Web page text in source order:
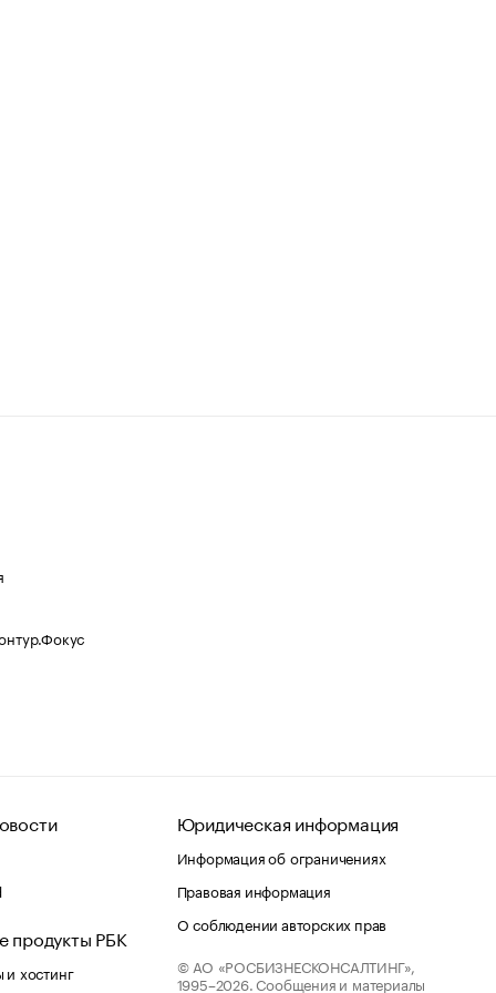
продукты РБК
хостинг
Юридическая информация
Информация об ограничениях
Правовая информация
О соблюдении авторских прав
© АО «РОСБИЗНЕСКОНСАЛТИНГ»,
1995–2026. Сообщения и материалы